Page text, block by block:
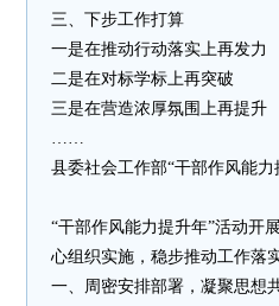
三、下步工作打算
一是在推动行动落实上再发力
二是在对标学标上再突破
三是在营造浓厚氛围上再提升
……
县委社会工作部“干部作风能
“干部作风能力提升年”活动开
心组织实施，稳步推动工作落
一、周密安排部署，凝聚思想